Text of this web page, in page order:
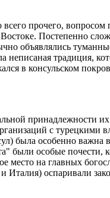
прочего,
Постепенно
объявлялись
традиция,
в консульском
принадлежности
с турецкими
была особенно важна
были особые почести,
место на главных
оспаривали